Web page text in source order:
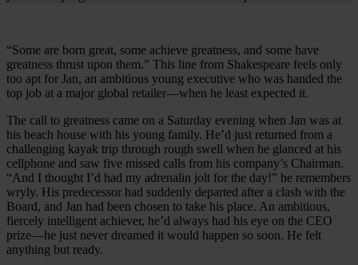
“Some are born great, some achieve greatness, and some have
greatness thrust upon them.” This line from Shakespeare feels only
too apt for Jan, an ambitious young executive who was handed the
top job at a major global retailer—when he least expected it.
The call to greatness came on a Saturday evening when Jan was at
his beach house with his young family. He’d just returned from a
challenging kayak trip through rough swell when he glanced at his
cellphone and saw five missed calls from his company’s Chairman.
“And I thought I’d had my adrenalin jolt for the day!” he remembers
wryly. His predecessor had suddenly departed after a clash with the
Board, and Jan had been chosen to take his place. An ambitious,
fiercely intelligent achiever, he’d always had his eye on the CEO
prize—he just never dreamed it would happen so soon. He felt
anything but ready.